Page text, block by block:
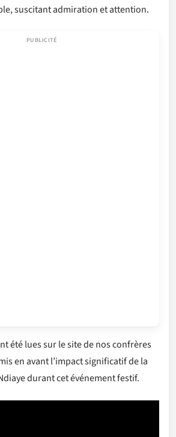
suscitant admiration et attention.
été lues sur le site de nos confrères
en avant l’impact significatif de la
durant cet événement festif.